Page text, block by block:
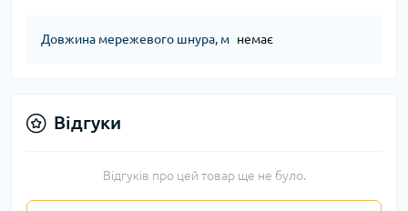
Довжина мережевого шнура, м немає
Відгуки
Відгуків про цей товар ще не було.